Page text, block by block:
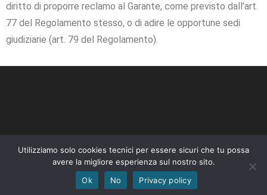
diritto di proporre reclamo al Garante, come previsto dall’art.
77 del Regolamento stesso, o di adire le opportune sedi
giudiziarie (art. 79 del Regolamento).
Copyright 2025 Solarites srl | C.so Statuto 26 – 12084 Mondovì (CN)
Utilizziamo solo cookies tecnici per essere sicuri che tu possa
avere la migliore esperienza sul nostro sito.
Ok
No Privacy policy